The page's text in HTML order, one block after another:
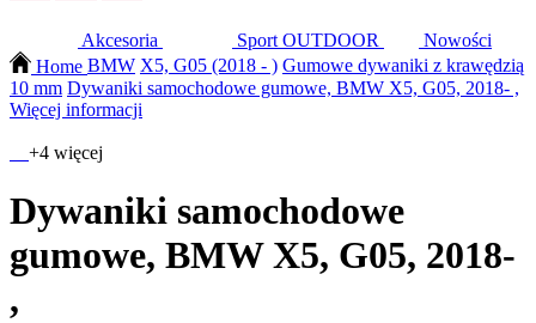
Akcesoria Sport OUTDOOR
Nowości
Home BMW X5, G05 (2018 - ) Gumowe dywaniki z krawędzią
10 mm Dywaniki samochodowe gumowe, BMW X5, G05, 2018- ,
Więcej informacji
+4 więcej
Dywaniki samochodowe
gumowe, BMW X5, G05, 2018-
,